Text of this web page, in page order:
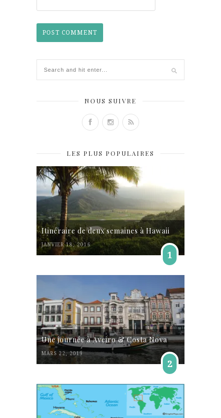
NOUS SUIVRE
LES PLUS POPULAIRES
Itinéraire de deux semaines à Hawaii
JANVIER 18, 2016
1
Une journée à Aveiro & Costa Nova
MARS 22, 2019
2